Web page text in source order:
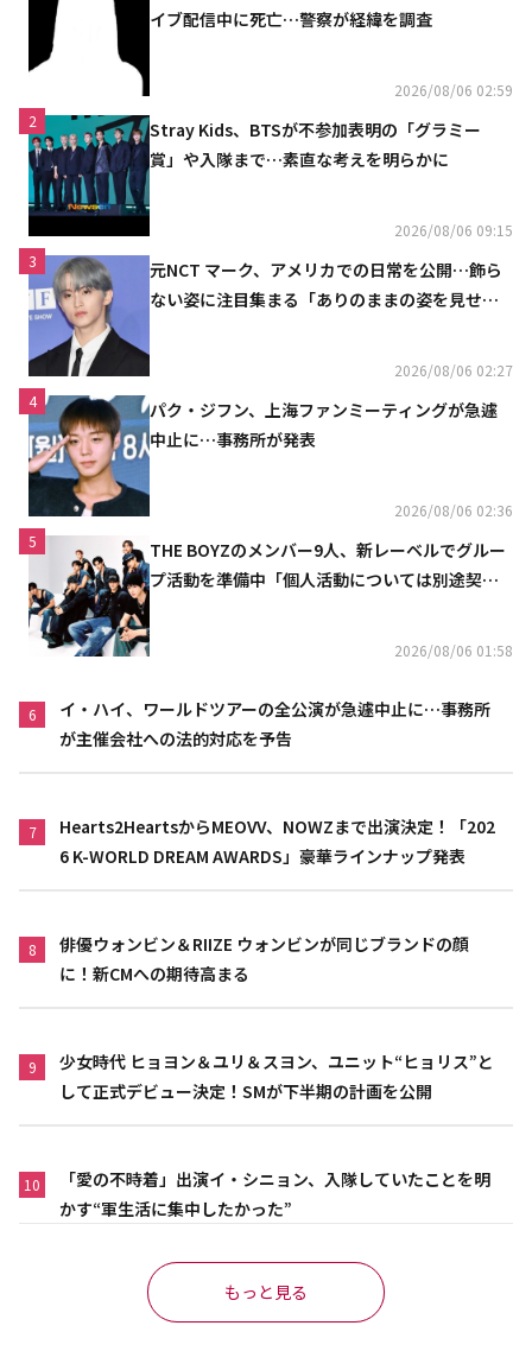
イブ配信中に死亡…警察が経緯を調査
2026/08/06 02:59
2
Stray Kids、BTSが不参加表明の「グラミー
賞」や入隊まで…素直な考えを明らかに
2026/08/06 09:15
3
元NCT マーク、アメリカでの日常を公開…飾ら
ない姿に注目集まる「ありのままの姿を見せた
2026/08/06 02:27
4
パク・ジフン、上海ファンミーティングが急遽
中止に…事務所が発表
2026/08/06 02:36
5
THE BOYZのメンバー9人、新レーベルでグルー
プ活動を準備中「個人活動については別途契約
2026/08/06 01:58
6
イ・ハイ、ワールドツアーの全公演が急遽中止に…事務所
が主催会社への法的対応を予告
7
Hearts2HeartsからMEOVV、NOWZまで出演決定！「202
6 K-WORLD DREAM AWARDS」豪華ラインナップ発表
8
俳優ウォンビン＆RIIZE ウォンビンが同じブランドの顔
に！新CMへの期待高まる
9
少女時代 ヒョヨン＆ユリ＆スヨン、ユニット“ヒョリス”と
して正式デビュー決定！SMが下半期の計画を公開
10
「愛の不時着」出演イ・シニョン、入隊していたことを明
かす“軍生活に集中したかった”
もっと見る